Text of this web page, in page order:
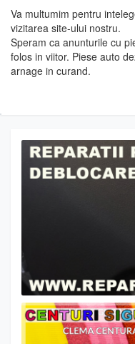
Va multumim pentru
vizitarea site-ului nostru.
Speram ca anunturile cu
folos in viitor. Piese auto
arnage in curand.